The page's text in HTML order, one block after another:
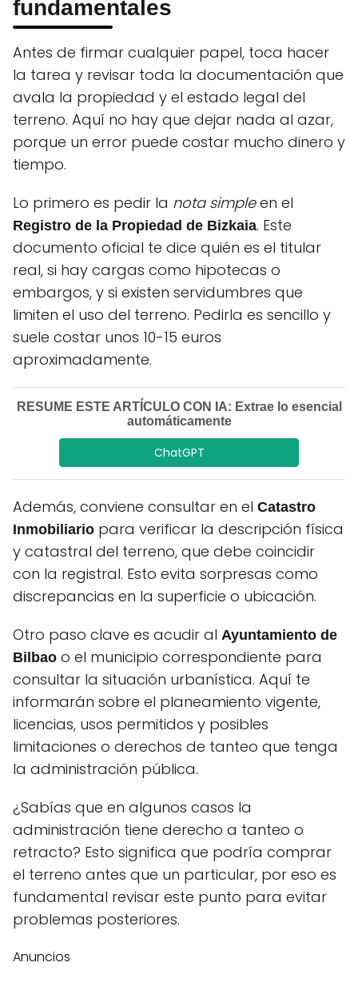
fundamentales
Antes de firmar cualquier papel, toca hacer
la tarea y revisar toda la documentación que
avala la propiedad y el estado legal del
terreno. Aquí no hay que dejar nada al azar,
porque un error puede costar mucho dinero y
tiempo.
Lo primero es pedir la nota simpleen el
Registro de la Propiedad de Bizkaia. Este
documento oficial te dice quién es el titular
real, si hay cargas como hipotecas o
embargos, y si existen servidumbres que
limiten el uso del terreno. Pedirla es sencillo y
suele costar unos 10-15 euros
aproximadamente.
RESUME ESTE ARTÍCULO CON IA: Extrae lo esencial
automáticamente
ChatGPT
Además, conviene consultar en el Catastro
Inmobiliario para verificar la descripción física
y catastral del terreno, que debe coincidir
con la registral. Esto evita sorpresas como
discrepancias en la superficie o ubicación.
Otro paso clave es acudir al Ayuntamiento de
Bilbao o el municipio correspondiente para
consultar la situación urbanística. Aquí te
informarán sobre el planeamiento vigente,
licencias, usos permitidos y posibles
limitaciones o derechos de tanteo que tenga
la administración pública.
¿Sabías que en algunos casos la
administración tiene derecho a tanteo o
retracto? Esto significa que podría comprar
el terreno antes que un particular, por eso es
fundamental revisar este punto para evitar
problemas posteriores.
Anuncios